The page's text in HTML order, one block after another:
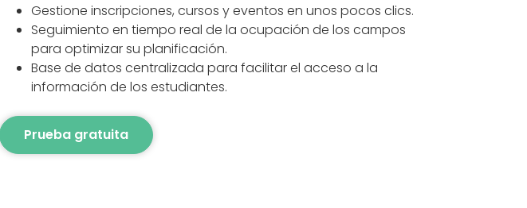
Gestione inscripciones, cursos y eventos en unos pocos clics.
Seguimiento en tiempo real de la ocupación de los campos
para optimizar su planificación.
Base de datos centralizada para facilitar el acceso a la
información de los estudiantes.
Prueba gratuita